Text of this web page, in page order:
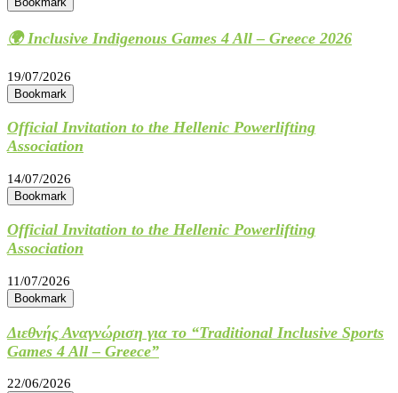
🌍 Inclusive Indigenous Games 4 All – Greece 2026
19/07/2026
Bookmark
Official Invitation to the Hellenic Powerlifting
Association
14/07/2026
Bookmark
Official Invitation to the Hellenic Powerlifting
Association
11/07/2026
Bookmark
Διεθνής Αναγνώριση για το “Traditional Inclusive Sports
Games 4 All – Greece”
22/06/2026